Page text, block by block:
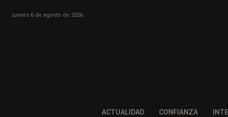
jueves 6 de agosto de 2026
ACTUALIDAD CONFIANZA